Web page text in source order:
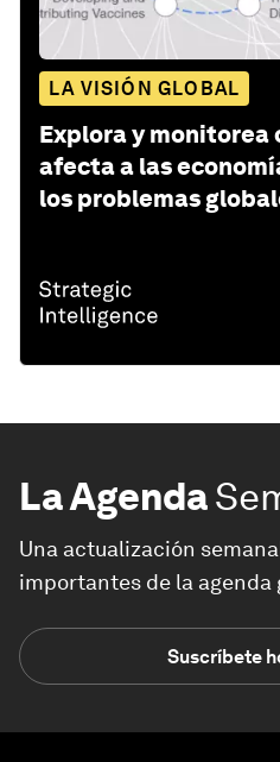
LA VISIÓN GLOBAL
Explora y monitorea
afecta a las
los problemas
La Agenda
Una actualización
importantes de la agenda
Suscríbete